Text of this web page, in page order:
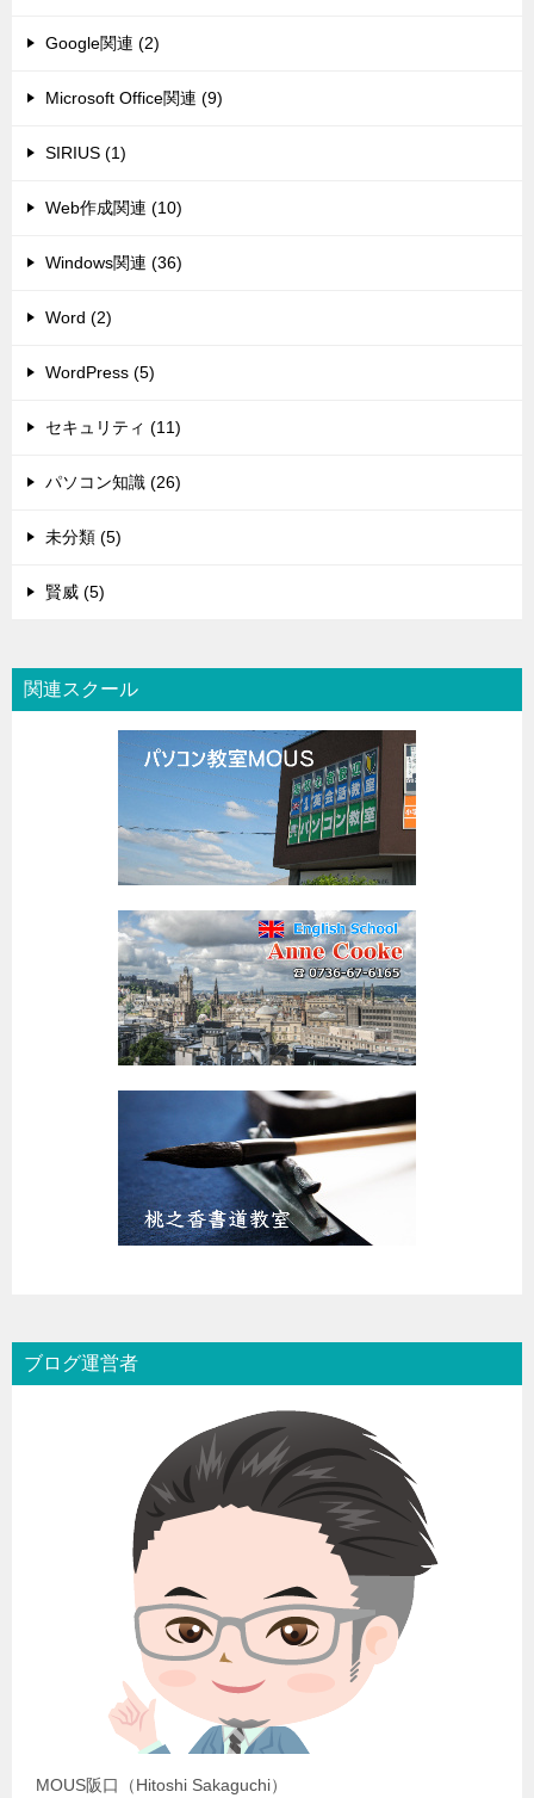
Google関連 (2)
Microsoft Office関連 (9)
SIRIUS (1)
Web作成関連 (10)
Windows関連 (36)
Word (2)
WordPress (5)
セキュリティ (11)
パソコン知識 (26)
未分類 (5)
賢威 (5)
関連スクール
ブログ運営者
MOUS阪口（Hitoshi Sakaguchi）